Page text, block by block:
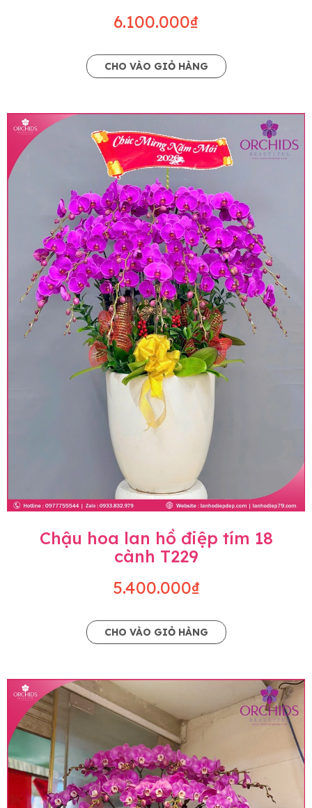
6.100.000₫
CHO VÀO GIỎ HÀNG
Chậu hoa lan hồ điệp tím 18
cành T229
5.400.000₫
CHO VÀO GIỎ HÀNG